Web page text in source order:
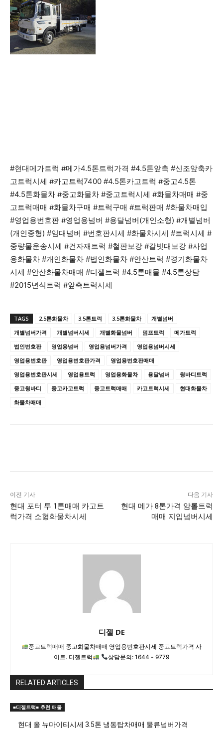
#현대메가트럭 #메가4.5톤트럭가격 #4.5톤앞축 #신조앞축카
고트럭시세 #카고트럭7400 #4.5톤카고트럭 #중고4.5톤
#4.5톤화물차 #중고화물차 #중고트럭시세 #화물차매매 #중
고트럭매매 #화물차구매 #트럭구매 #트럭판매 #화물차매입
#영업용번호판 #영업용넘버 #용달넘버(개인소형) #개별넘버
(개인중형) #임대넘버 #번호판시세 #화물차시세 #트럭시세 #
중량물운송시세 #건자재트럭 #철판보강 #갈빗대보강 #사업
용화물차 #개인화물차 #법인화물차 #안산트럭 #경기화물차
시세 #안산화물차매매 #디젤트럭 #4.5톤매물 #4.5톤상담
#2015년식트럭 #앞축트럭시세
TAGS 2.5톤화물차 3.5톤트럭 3.5톤화물차
개별넘버
개별넘버가격
개별넘버시세 개별화물넘버 덤프트럭
메가트럭
법인번호판
영업용넘버 영업용넘버가격
영업용넘버시세
영업용번호판
영업용번호판가격
영업용번호판매매
영업용번호판시세
영업용트럭 영업용화물차 용달넘버
윙바디트럭
중고윙바디
중고카고트럭 중고트럭매매 카고트럭시세
현대화물차
화물차매매
이전 기사
현대 포터 투 1톤매매 카고트
럭가격 소형화물차시세
다음 기사
현대 메가 8톤가격 암롤트럭
매매 지입넘버시세
디젤 DE
중고트럭매매 중고화물차매매 영업용번호판시세 중고트럭가격 사
이트. 디젤트럭
상담문의: 1644 - 9779
RELATED ARTICLES
■디젤트럭■ 추천.매물
현대 올 뉴마이티시세 3.5톤 냉동탑차매매 물류넘버가격